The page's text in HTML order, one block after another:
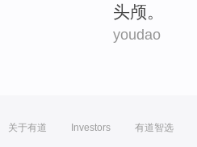
头颅。
youdao
关于有道 Investors 有道智选